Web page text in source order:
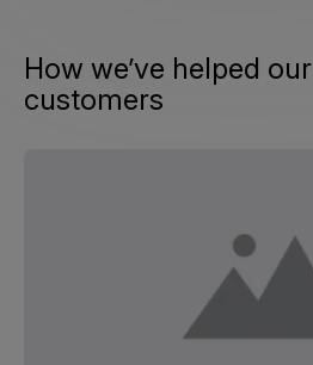
How we’ve helped our
customers